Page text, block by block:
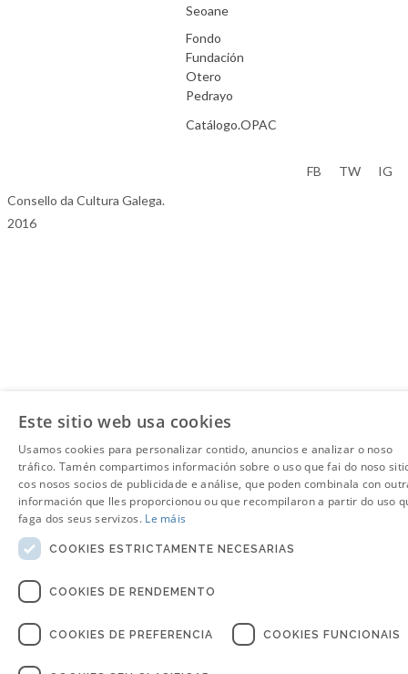
Seoane
Fondo
Fundación
Otero
Pedrayo
Catálogo.OPAC
Consello da Cultura Galega.
2016
FB TW IG
Este sitio web usa cookies
Usamos cookies para personalizar contido, anuncios e analizar o noso
tráfico. Tamén compartimos información sobre o uso que fai do noso
cos nosos socios de publicidade e análise, que poden combinala con
información que lles proporcionou ou que recompilaron a partir do uso
faga dos seus servizos. Le máis
COOKIES ESTRICTAMENTE NECESARIAS
COOKIES DE RENDEMENTO
COOKIES DE PREFERENCIA COOKIES FUNCIONAIS